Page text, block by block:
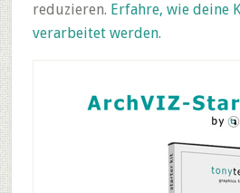
reduzieren. Erfahre, wie deine
verarbeitet werden.
Sidebar